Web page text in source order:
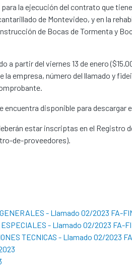
la ejecución del contrato que
de Montevideo, y en la
de Bocas de Tormenta y
a partir del viernes 13 de enero
la empresa, número del llamado y
encuentra disponible para descargar
estar inscriptas en el Registro
de-proveedores).
- Llamado 02/2023 FA-
- Llamado 02/2023 FA-
TECNICAS - Llamado 02/2023